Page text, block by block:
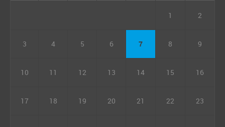
1 2
3 4 5 6 7 8 9
10 11 12 13 14 15 16
17 18 19 20 21 22 23